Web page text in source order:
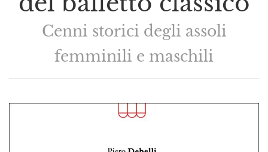
Cenni storici degli assoli
femminili e maschili